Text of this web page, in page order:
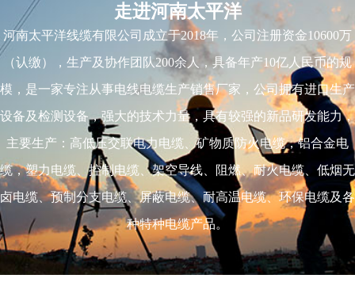
走进河南太平洋
河南太平洋线缆有限公司成立于2018年，公司注册资金10600万
（认缴），生产及协作团队200余人，具备年产10亿人民币的规
模，是一家专注从事电线电缆生产销售厂家，公司拥有进口生产
设备及检测设备，强大的技术力量，具有较强的新品研发能力，
主要生产：高低压交联电力电缆、矿物质防火电缆，铝合金电
缆，塑力电缆、控制电缆、架空导线、阻燃、耐火电缆、低烟无
卤电缆、预制分支电缆、屏蔽电缆、耐高温电缆、环保电缆及各
种特种电缆产品。